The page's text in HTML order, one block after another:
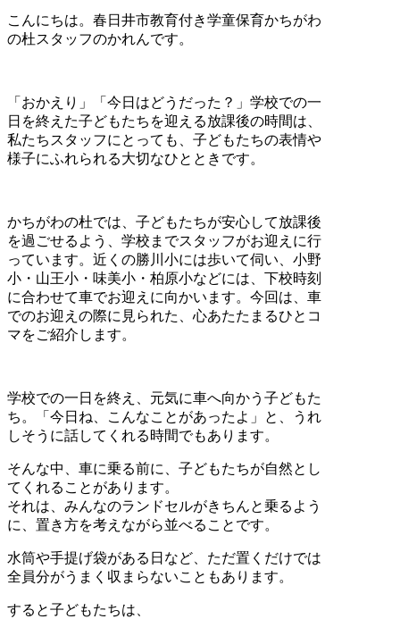
こんにちは。春日井市教育付き学童保育かちがわ
の杜スタッフのかれんです。
「おかえり」「今日はどうだった？」学校での一
日を終えた子どもたちを迎える放課後の時間は、
私たちスタッフにとっても、子どもたちの表情や
様子にふれられる大切なひとときです。
かちがわの杜では、子どもたちが安心して放課後
を過ごせるよう、学校までスタッフがお迎えに行
っています。近くの勝川小には歩いて伺い、小野
小・山王小・味美小・柏原小などには、下校時刻
に合わせて車でお迎えに向かいます。今回は、車
でのお迎えの際に見られた、心あたたまるひとコ
マをご紹介します。
学校での一日を終え、元気に車へ向かう子どもた
ち。「今日ね、こんなことがあったよ」と、うれ
しそうに話してくれる時間でもあります。
そんな中、車に乗る前に、子どもたちが自然とし
てくれることがあります。
それは、みんなのランドセルがきちんと乗るよう
に、置き方を考えながら並べることです。
水筒や手提げ袋がある日など、ただ置くだけでは
全員分がうまく収まらないこともあります。
すると子どもたちは、